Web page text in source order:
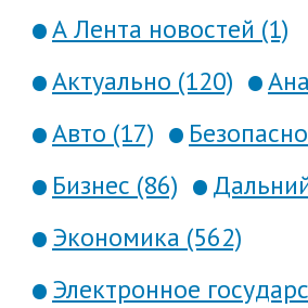
А Лента новостей (1)
Актуально (120)
Авто (17)
Бизнес (86)
Экономика (562)
Электронное